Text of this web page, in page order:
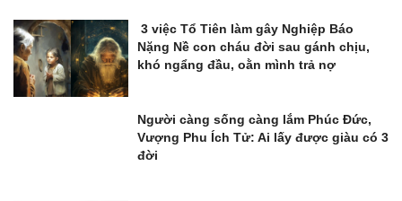
3 việc Tổ Tiên làm gây Nghiệp Báo
Nặng Nề con cháu đời sau gánh chịu,
khó ngẩng đầu, oằn mình trả nợ
Người càng sống càng lắm Phúc Đức,
Vượng Phu Ích Tử: Ai lấy được giàu có 3
đời